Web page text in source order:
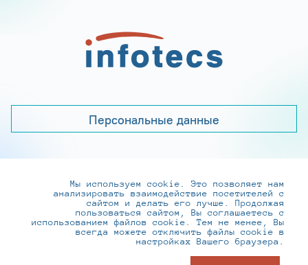
Персональные данные
+7 (495) 737-6192, 8-800-250-0-260
practice@infotecs.ru,hr@infotecs.ru
127273, г. Москва, Отрадная ул., 2Б строение 1
Мы используем cookie. Это позволяет нам
анализировать взаимодействие посетителей с
сайтом и делать его лучше. Продолжая
пользоваться сайтом, Вы соглашаетесь с
использованием файлов cookie. Тем не менее, Вы
всегда можете отключить файлы cookie в
настройках Вашего браузера.